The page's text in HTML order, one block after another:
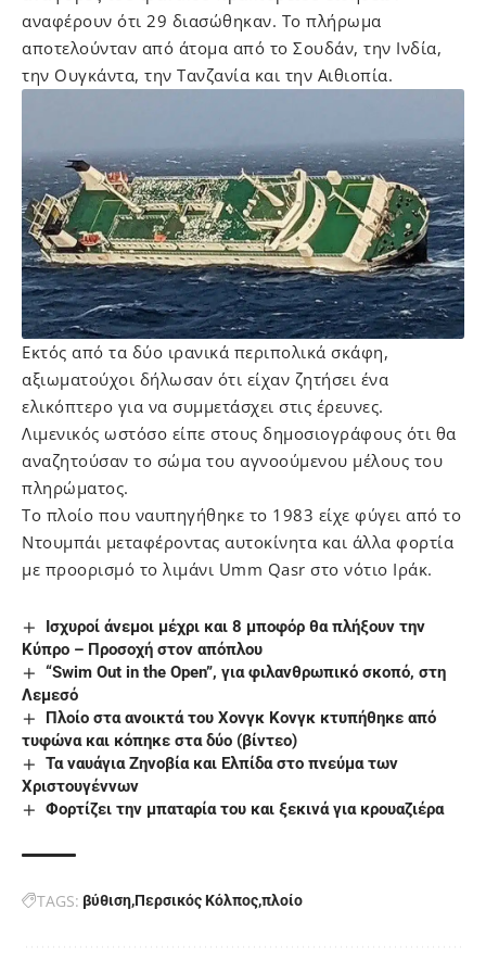
αναφέρουν ότι 29 διασώθηκαν. Το πλήρωμα
αποτελούνταν από άτομα από το Σουδάν, την Ινδία,
την Ουγκάντα, την Τανζανία και την Αιθιοπία.
Εκτός από τα δύο ιρανικά περιπολικά σκάφη,
αξιωματούχοι δήλωσαν ότι είχαν ζητήσει ένα
ελικόπτερο για να συμμετάσχει στις έρευνες.
Λιμενικός ωστόσο είπε στους δημοσιογράφους ότι θα
αναζητούσαν το σώμα του αγνοούμενου μέλους του
πληρώματος.
Το πλοίο που ναυπηγήθηκε το 1983 είχε φύγει από το
Ντουμπάι μεταφέροντας αυτοκίνητα και άλλα φορτία
με προορισμό το λιμάνι Umm Qasr στο νότιο Ιράκ.
Ισχυροί άνεμοι μέχρι και 8 μποφόρ θα πλήξουν την
Κύπρο – Προσοχή στον απόπλου
“Swim Out in the Open”, για φιλανθρωπικό σκοπό, στη
Λεμεσό
Πλοίο στα ανοικτά του Χονγκ Κονγκ κτυπήθηκε από
τυφώνα και κόπηκε στα δύο (βίντεο)
Τα ναυάγια Ζηνοβία και Ελπίδα στο πνεύμα των
Χριστουγέννων
Φορτίζει την μπαταρία του και ξεκινά για κρουαζιέρα
TAGS: βύθισηΠερσικός Κόλποςπλοίο